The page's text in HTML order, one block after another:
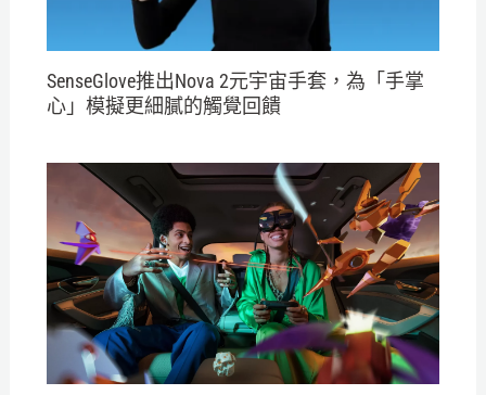
SenseGlove推出Nova 2元宇宙手套，為「手掌
心」模擬更細膩的觸覺回饋